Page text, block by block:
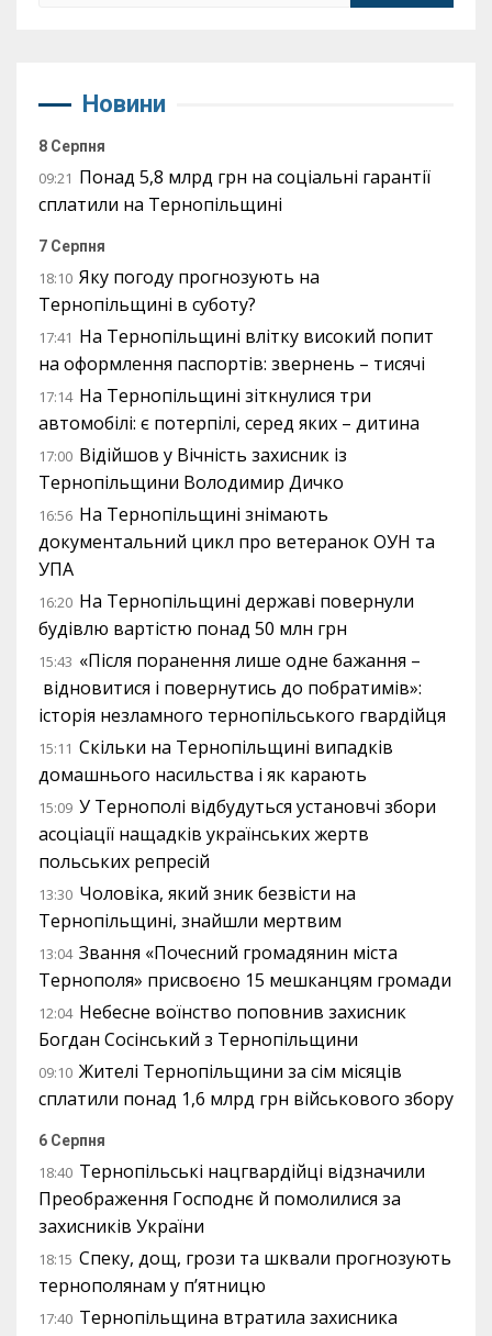
Новини
8 Серпня
09:21 Понад 5,8 млрд грн на соціальні гарантії
сплатили на Тернопільщині
7 Серпня
18:10 Яку погоду прогнозують на
Тернопільщині в суботу?
17:41 На Тернопільщині влітку високий попит
на оформлення паспортів: звернень – тисячі
17:14 На Тернопільщині зіткнулися три
автомобілі: є потерпілі, серед яких – дитина
17:00 Відійшов у Вічність захисник із
Тернопільщини Володимир Дичко
16:56 На Тернопільщині знімають
документальний цикл про ветеранок ОУН та
УПА
16:20 На Тернопільщині державі повернули
будівлю вартістю понад 50 млн грн
15:43 «Після поранення лише одне бажання –
відновитися і повернутись до побратимів»:
історія незламного тернопільського гвардійця
15:11 Скільки на Тернопільщині випадків
домашнього насильства і як карають
15:09 У Тернополі відбудуться установчі збори
асоціації нащадків українських жертв
польських репресій
13:30 Чоловіка, який зник безвісти на
Тернопільщині, знайшли мертвим
13:04 Звання «Почесний громадянин міста
Тернополя» присвоєно 15 мешканцям громади
12:04 Небесне воїнство поповнив захисник
Богдан Сосінський з Тернопільщини
09:10 Жителі Тернопільщини за сім місяців
сплатили понад 1,6 млрд грн військового збору
6 Серпня
18:40 Тернопільські нацгвардійці відзначили
Преображення Господнє й помолилися за
захисників України
18:15 Спеку, дощ, грози та шквали прогнозують
тернополянам у п’ятницю
17:40 Тернопільщина втратила захисника